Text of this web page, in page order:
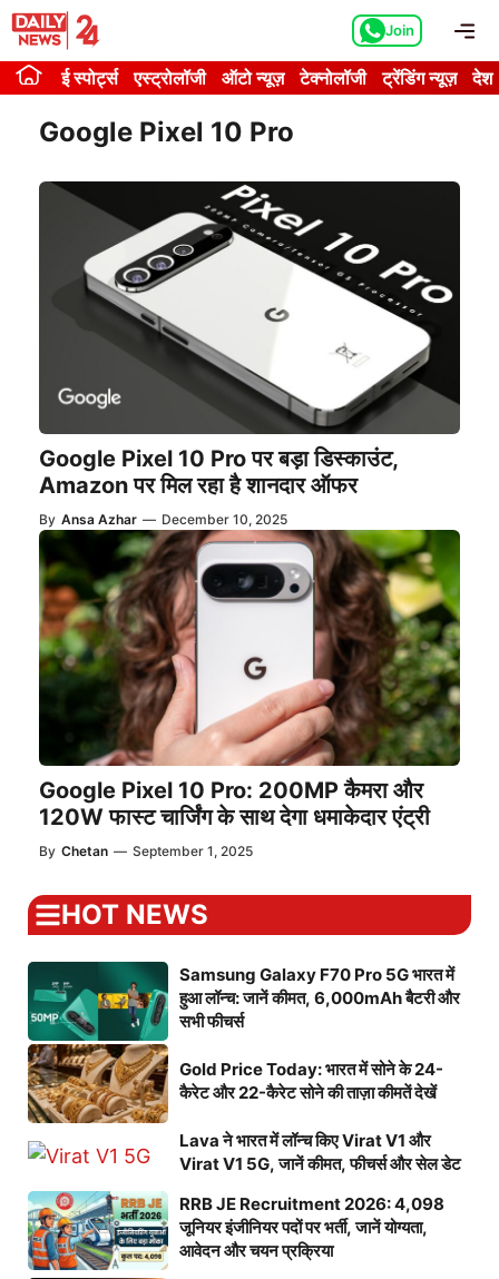
Skip
content
Join
ई स्पोर्ट्स एस्ट्रोलॉजी ऑटो न्यूज़ टेक्नोलॉजी ट्रेंडिंग न्यूज़ देश
Google Pixel 10 Pro
Google Pixel 10 Pro पर बड़ा डिस्काउंट,
Amazon पर मिल रहा है शानदार ऑफर
By Ansa Azhar — December 10, 2025
Google Pixel 10 Pro: 200MP कैमरा और
120W फास्ट चार्जिंग के साथ देगा धमाकेदार एंट्री
By Chetan — September 1, 2025
HOT NEWS
Samsung Galaxy F70 Pro 5G भारत में
हुआ लॉन्च: जानें कीमत, 6,000mAh बैटरी और
सभी फीचर्स
Gold Price Today: भारत में सोने के 24-
कैरेट और 22-कैरेट सोने की ताज़ा कीमतें देखें
Lava ने भारत में लॉन्च किए Virat V1 और
Virat V1 5G, जानें कीमत, फीचर्स और सेल डेट
RRB JE Recruitment 2026: 4,098
जूनियर इंजीनियर पदों पर भर्ती, जानें योग्यता,
आवेदन और चयन प्रक्रिया